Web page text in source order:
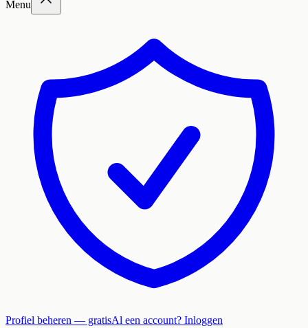
Menu
Profiel beheren — gratisAl een account? Inloggen